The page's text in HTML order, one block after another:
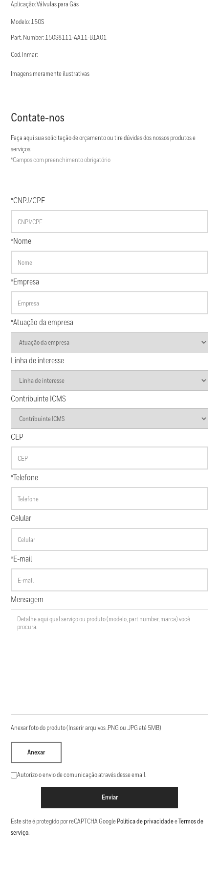
Aplicação: Válvulas para Gás
Modelo: 150S
Part. Number: 150S8111-AA11-B1A01
Cod. Inmar:
Imagens meramente ilustrativas
Contate-nos
Faça aqui sua solicitação de orçamento ou tire dúvidas dos nossos produtos e
serviços.
*Campos com preenchimento obrigatório
*CNPJ/CPF
*Nome
*Empresa
*Atuação da empresa
Linha de interesse
Contribuinte ICMS
CEP
*Telefone
Celular
*E-mail
Mensagem
Anexar foto do produto (Inserir arquivos .PNG ou .JPG até 5MB)
Anexar
Autorizo o envio de comunicação através desse email.
Enviar
Este site é protegido por reCAPTCHA Google Política de privacidadee Termos de
serviço.